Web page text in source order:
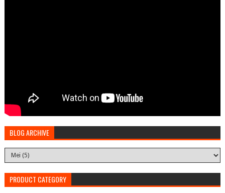
BLOG ARCHIVE
PRODUCT CATEGORY